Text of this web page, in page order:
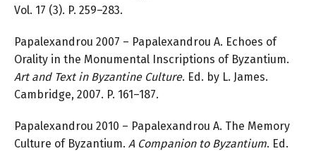
Vol. 17 (3). P. 259–283.
Papalexandrou 2007 – Papalexandrou A. Echoes of
Orality in the Monumental Inscriptions of Byzantium.
Art and Text in Byzantine Culture. Ed. by L. James.
Cambridge, 2007. P. 161–187.
Papalexandrou 2010 – Papalexandrou A. The Memory
Culture of Byzantium. A Companion to Byzantium. Ed.